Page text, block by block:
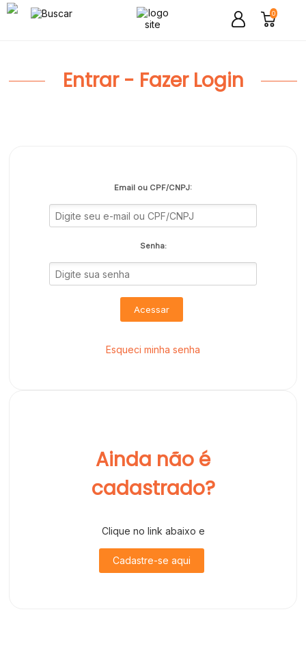
0
Entrar - Fazer Login
Email ou CPF/CNPJ:
Senha:
Acessar
Esqueci minha senha
Ainda não é
cadastrado?
Clique no link abaixo e
Cadastre-se aqui